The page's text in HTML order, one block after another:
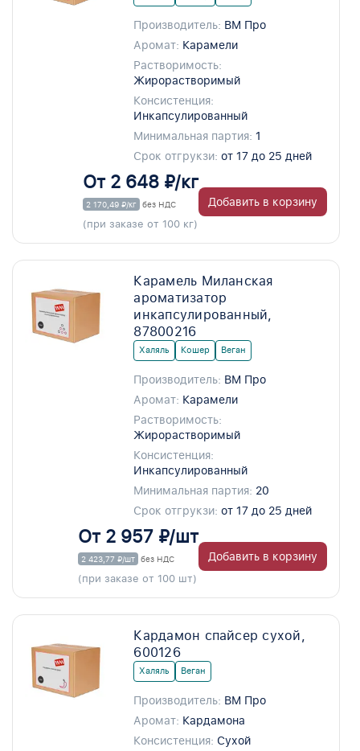
Производитель: ВМ Про
Аромат: Карамели
Растворимость:
Жирорастворимый
Консистенция:
Инкапсулированный
Минимальная партия: 1
Срок отгрукзи: от 17 до 25 дней
От 2 648 ₽/кг
2 170,49 ₽/кг без НДС
(при заказе от 100 кг)
Добавить в корзину
Карамель Миланская
ароматизатор
инкапсулированный,
87800216
Халяль Кошер Веган
Производитель: ВМ Про
Аромат: Карамели
Растворимость:
Жирорастворимый
Консистенция:
Инкапсулированный
Минимальная партия: 20
Срок отгрукзи: от 17 до 25 дней
От 2 957 ₽/шт
2 423,77 ₽/шт без НДС
(при заказе от 100 шт)
Добавить в корзину
Кардамон спайсер сухой,
600126
Халяль Веган
Производитель: ВМ Про
Аромат: Кардамона
Консистенция: Сухой